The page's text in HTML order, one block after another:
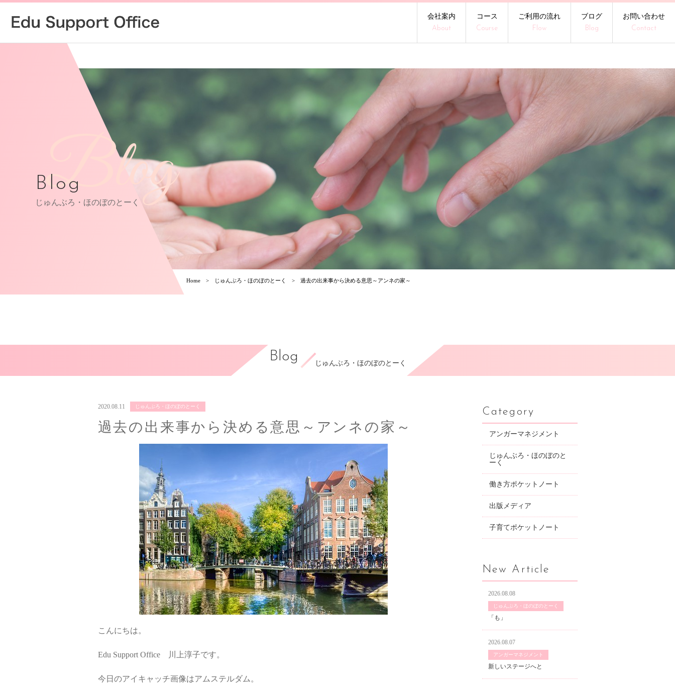
会社案内
About
コース
Course
ご利用の流れ
Flow
ブログ
Blog
お問い合わせ
Contact
Blog
Blog
じゅんぶろ・ほのぼのとーく
Home じゅんぶろ・ほのぼのとーく 過去の出来事から決める意思～アンネの家～
Blog じゅんぶろ・ほのぼのとーく
2020.08.11 じゅんぶろ・ほのぼのとーく
過去の出来事から決める意思～アンネの家～
こんにちは。
Edu Support Office 川上淳子です。
今日のアイキャッチ画像はアムステルダム。
Category
アンガーマネジメント
じゅんぶろ・ほのぼのと
ーく
働き方ポケットノート
出版メディア
子育てポケットノート
New Article
2026.08.08
じゅんぶろ・ほのぼのとーく
「も」
2026.08.07
アンガーマネジメント
新しいステージへと